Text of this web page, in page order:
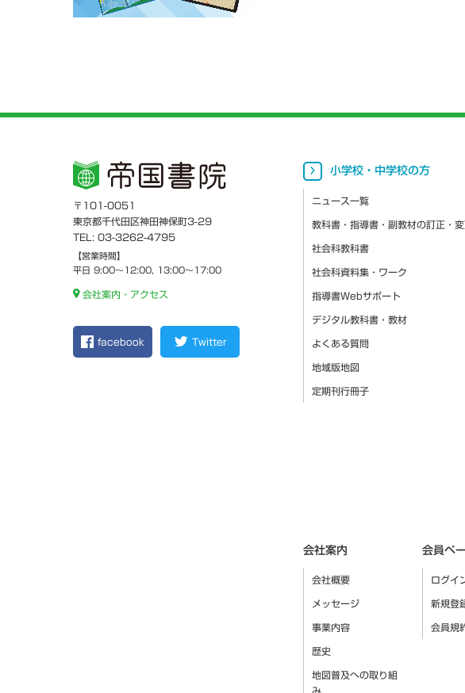
〒101-0051
東京都千代田区神田神保町3-29
TEL: 03-3262-4795
【営業時間】
平日 9:00～12:00, 13:00～17:00
会社案内・アクセス
facebook Twitter
小学校・中学校の方
ニュース一覧
教科書・指導書・副教材の訂正・
社会科教科書
社会科資料集・ワーク
指導書Webサポート
デジタル教科書・教材
よくある質問
地域版地図
定期刊行冊子
会社案内
会社概要
メッセージ
事業内容
歴史
地図普及への取り組
み
会員ペ
ログイ
新規登
会員規